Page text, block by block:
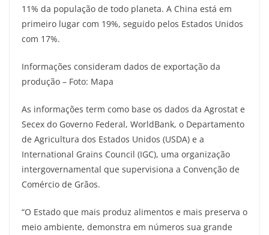
11% da população de todo planeta. A China está em
primeiro lugar com 19%, seguido pelos Estados Unidos
com 17%.
Informações consideram dados de exportação da
produção – Foto: Mapa
As informações term como base os dados da Agrostat e
Secex do Governo Federal, WorldBank, o Departamento
de Agricultura dos Estados Unidos (USDA) e a
International Grains Council (IGC), uma organização
intergovernamental que supervisiona a Convenção de
Comércio de Grãos.
“O Estado que mais produz alimentos e mais preserva o
meio ambiente, demonstra em números sua grande